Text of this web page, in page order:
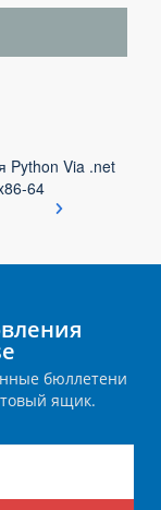
Python Via .net
64
бюллетени
ящик.